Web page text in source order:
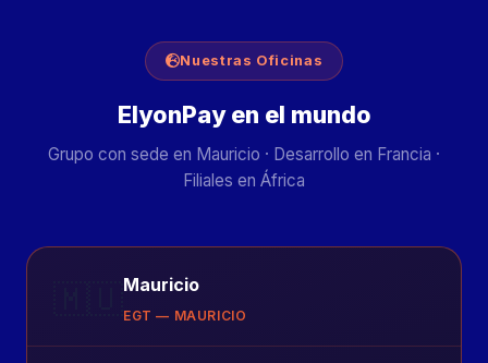
Nuestras Oficinas
ElyonPay en el mundo
Grupo con sede en Mauricio · Desarrollo en Francia ·
Filiales en África
Mauricio
EGT — MAURICIO